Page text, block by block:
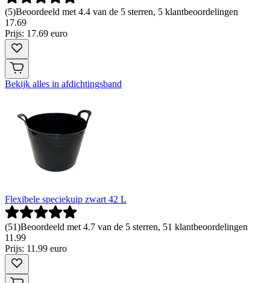
(5)Beoordeeld met 4.4 van de 5 sterren, 5 klantbeoordelingen
17.69
Prijs: 17.69 euro
Bekijk alles in afdichtingsband
Flexibele speciekuip zwart 42 L
(51)Beoordeeld met 4.7 van de 5 sterren, 51 klantbeoordelingen
11 .99
Prijs: 11.99 euro